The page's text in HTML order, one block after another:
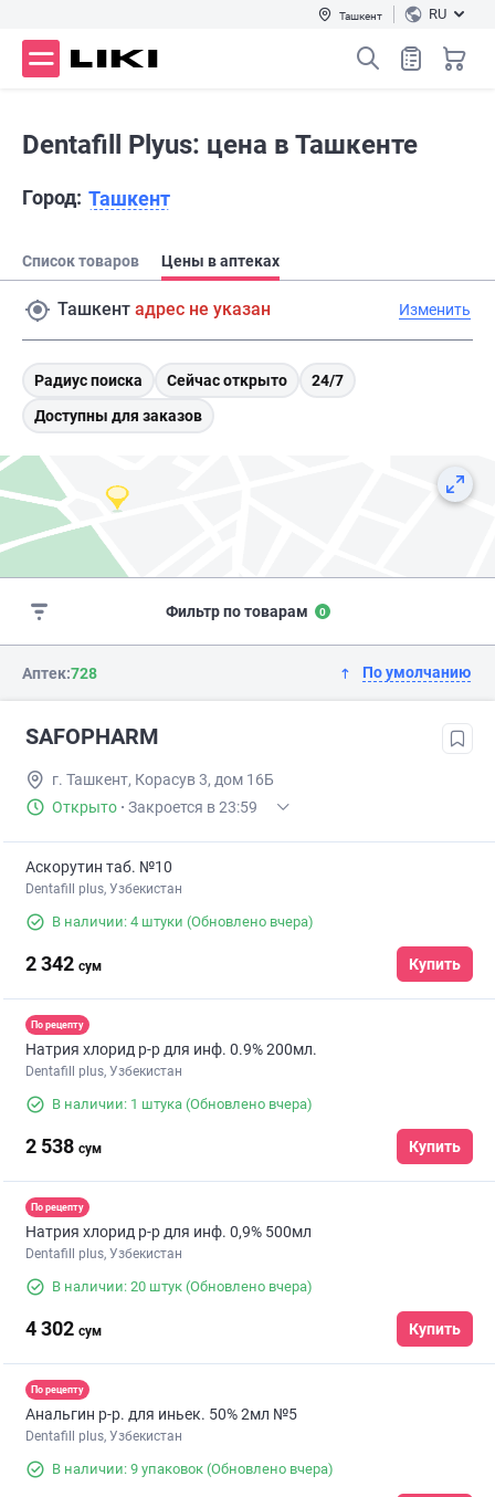
Ташкент RU
Dentafill Plyus: цена в Ташкенте
Город: Ташкент
Список товаров Цены в аптеках
Ташкент адрес не указан Изменить
Радиус поиска Сейчас открыто
24/7
Доступны для заказов
Фильтр по товарам 0
Аптек:728 По умолчанию
SAFOPHARM
г. Ташкент, Корасув 3, дом 16Б
Открыто · Закроется в 23:59
Аскорутин таб. №10
Dentafill plus, Узбекистан
В наличии: 4 штуки (Обновлено вчера)
2 342 сум Купить
По рецепту
Натрия хлорид р-р для инф. 0.9% 200мл.
Dentafill plus, Узбекистан
В наличии: 1 штука (Обновлено вчера)
2 538 сум Купить
По рецепту
Натрия хлорид р-р для инф. 0,9% 500мл
Dentafill plus, Узбекистан
В наличии: 20 штук (Обновлено вчера)
4 302 сум Купить
По рецепту
Анальгин р-р. для иньек. 50% 2мл №5
Dentafill plus, Узбекистан
В наличии: 9 упаковок (Обновлено вчера)